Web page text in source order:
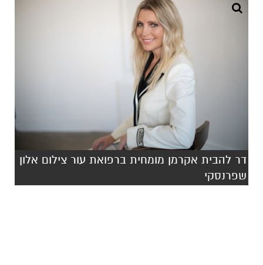
דר להבית אקרמן מומחית ברפואת עור צילום אלון
שפרנסקי